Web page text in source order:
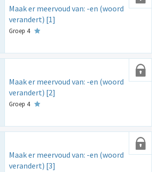
Maak er meervoud van: -en (woord
verandert) [1]
Groep 4
Maak er meervoud van: -en (woord
verandert) [2]
Groep 4
Maak er meervoud van: -en (woord
verandert) [3]